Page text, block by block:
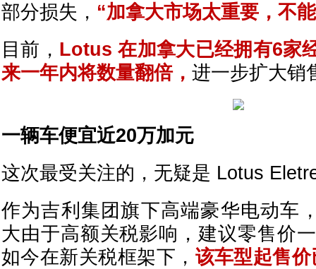
部分损失， “加拿大市场太重要，不
目前， Lotus 在加拿大已经拥有6家
来一年内将数量翻倍， 进一步扩大销
一辆车便宜近20万加元
这次最受关注的，无疑是 Lotus
作为吉利集团旗下高端豪华电动车
大由于高额关税影响，建议零售价
如今在新关税框架下， 该车型起售